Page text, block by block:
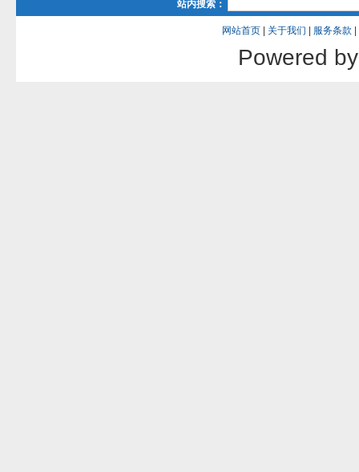
站内搜索：
网站首页 关于我们 服务条款
Powered